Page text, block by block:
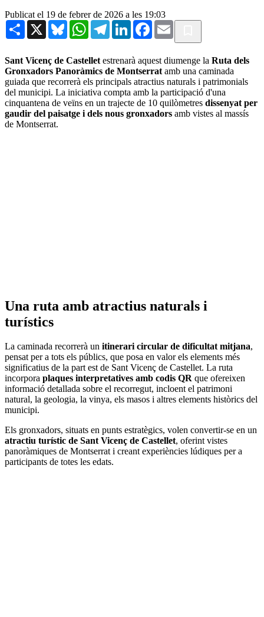
Publicat el 19 de febrer de 2026 a les 19:03
Share X BlueskyWhatsAppTelegramLinkedInFacebook
Email
Sant Vicenç de Castellet estrenarà aquest diumenge la Ruta dels
Gronxadors Panoràmics de Montserrat amb una caminada
guiada que recorrerà els principals atractius naturals i patrimonials
del municipi. La iniciativa compta amb la participació d'una
cinquantena de veïns en un trajecte de 10 quilòmetres dissenyat per
gaudir del paisatge i dels nous gronxadors amb vistes al massís
de Montserrat.
Una ruta amb atractius naturals i
turístics
La caminada recorrerà un itinerari circular de dificultat mitjana,
pensat per a tots els públics, que posa en valor els elements més
significatius de la part est de Sant Vicenç de Castellet. La ruta
incorpora plaques interpretatives amb codis QR que ofereixen
informació detallada sobre el recorregut, incloent el patrimoni
natural, la geologia, la vinya, els masos i altres elements històrics del
municipi.
Els gronxadors, situats en punts estratègics, volen convertir-se en un
atractiu turístic de Sant Vicenç de Castellet, oferint vistes
panoràmiques de Montserrat i creant experiències lúdiques per a
participants de totes les edats.